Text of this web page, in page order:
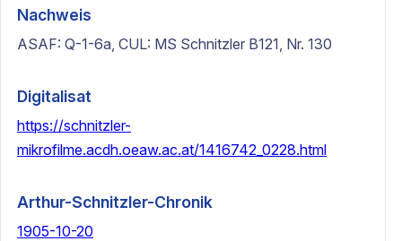
Nachweis
ASAF: Q-1-6a, CUL: MS Schnitzler B121, Nr. 130
Digitalisat
https://schnitzler-
mikrofilme.acdh.oeaw.ac.at/1416742_0228.html
Arthur-Schnitzler-Chronik
1905-10-20